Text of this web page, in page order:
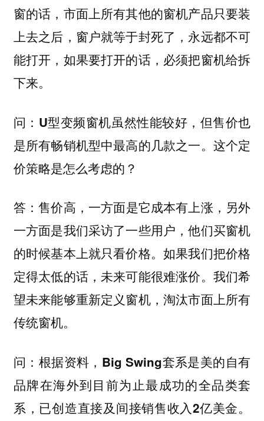
窗的话，市面上所有其他的窗机产品只要装
上去之后，窗户就等于封死了，永远都不可
能打开，如果要打开的话，必须把窗机给拆
下来。
问：U型变频窗机虽然性能较好，但售价也
是所有畅销机型中最高的几款之一。这个定
价策略是怎么考虑的？
答：售价高， 一方面是它成本有上涨，另外
一方面是我们采访了一些用户，他们买窗机
的时候基本上就只看价格。如果我们把价格
定得太低的话，未来可能很难涨价。我们希
望未来能够重新定义窗机，淘汰市面上所有
传统窗机。
问：根据资料，Big Swing套系是美的自有
品牌在海外到目前为止最成功的全品类套
系，已创造直接及间接销售收入2亿美金。